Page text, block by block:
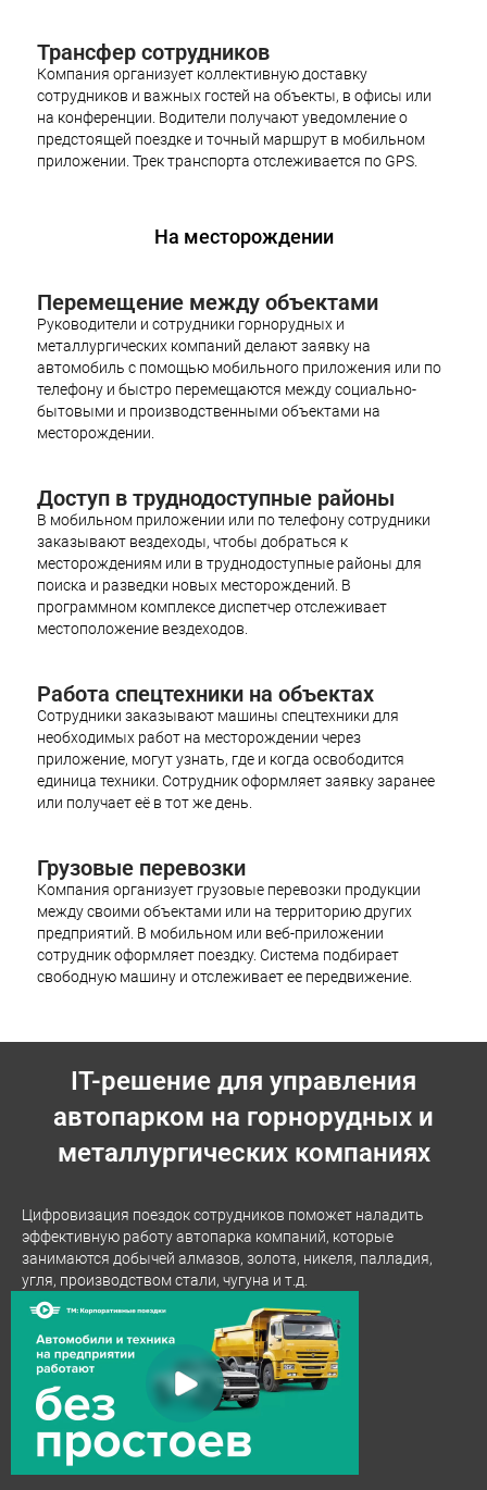
Трансфер сотрудников
Компания организует коллективную доставку
сотрудников и важных гостей на объекты, в офисы или
на конференции. Водители получают уведомление о
предстоящей поездке и точный маршрут в мобильном
приложении. Трек транспорта отслеживается по GPS.
На месторождении
Перемещение между объектами
Руководители и сотрудники горнорудных и
металлургических компаний делают заявку на
автомобиль с помощью мобильного приложения или по
телефону и быстро перемещаются между социально-
бытовыми и производственными объектами на
месторождении.
Доступ в труднодоступные районы
В мобильном приложении или по телефону сотрудники
заказывают вездеходы, чтобы добраться к
месторождениям или в труднодоступные районы для
поиска и разведки новых месторождений. В
программном комплексе диспетчер отслеживает
местоположение вездеходов.
Работа спецтехники на объектах
Сотрудники заказывают машины спецтехники для
необходимых работ на месторождении через
приложение, могут узнать, где и когда освободится
единица техники. Сотрудник оформляет заявку заранее
или получает её в тот же день.
Грузовые перевозки
Компания организует грузовые перевозки продукции
между своими объектами или на территорию других
предприятий. В мобильном или веб-приложении
сотрудник оформляет поездку. Система подбирает
свободную машину и отслеживает ее передвижение.
IT-решение для управления
автопарком на горнорудных и
металлургических компаниях
Цифровизация поездок сотрудников поможет наладить
эффективную работу автопарка компаний, которые
занимаются добычей алмазов, золота, никеля, палладия,
угля, производством стали, чугуна и т.д.